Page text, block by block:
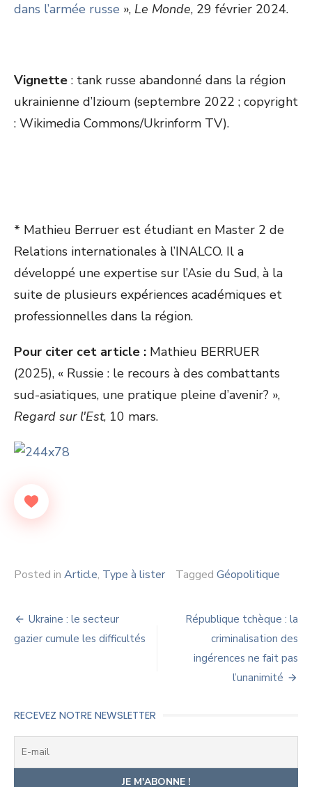
dans l’armée russe », Le Monde, 29 février 2024.
Vignette : tank russe abandonné dans la région
ukrainienne d’Izioum (septembre 2022 ; copyright
: Wikimedia Commons/Ukrinform TV).
* Mathieu Berruer est étudiant en Master 2 de
Relations internationales à l’INALCO. Il a
développé une expertise sur l’Asie du Sud, à la
suite de plusieurs expériences académiques et
professionnelles dans la région.
Pour citer cet article : Mathieu BERRUER
(2025), « Russie : le recours à des combattants
sud-asiatiques, une pratique pleine d’avenir? »,
Regard sur l'Est, 10 mars.
Posted in Article, Type à lister Tagged Géopolitique
Navigation
de
Ukraine : le secteur
gazier cumule les difficultés
République tchèque : la
criminalisation des
ingérences ne fait pas
l’unanimité
RECEVEZ NOTRE NEWSLETTER